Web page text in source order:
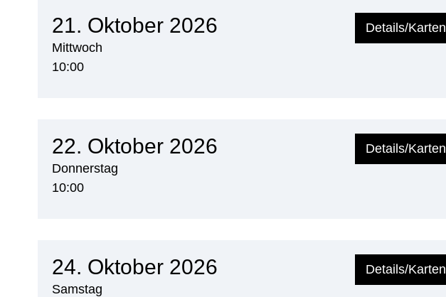
21. Oktober 2026
Mittwoch
10:00
Details/Karten
22. Oktober 2026
Donnerstag
10:00
Details/Karten
24. Oktober 2026
Samstag
Details/Karten